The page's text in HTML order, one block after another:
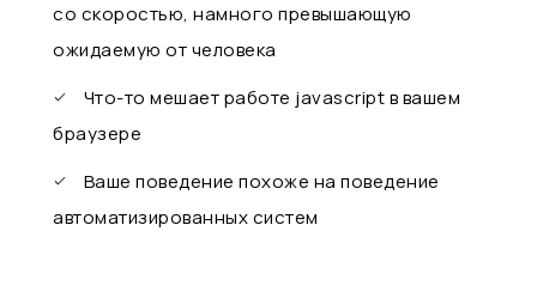
со скоростью, намного превышающую
ожидаемую от человека
Что-то мешает работе javascript в вашем
браузере
Ваше поведение похоже на поведение
автоматизированных систем